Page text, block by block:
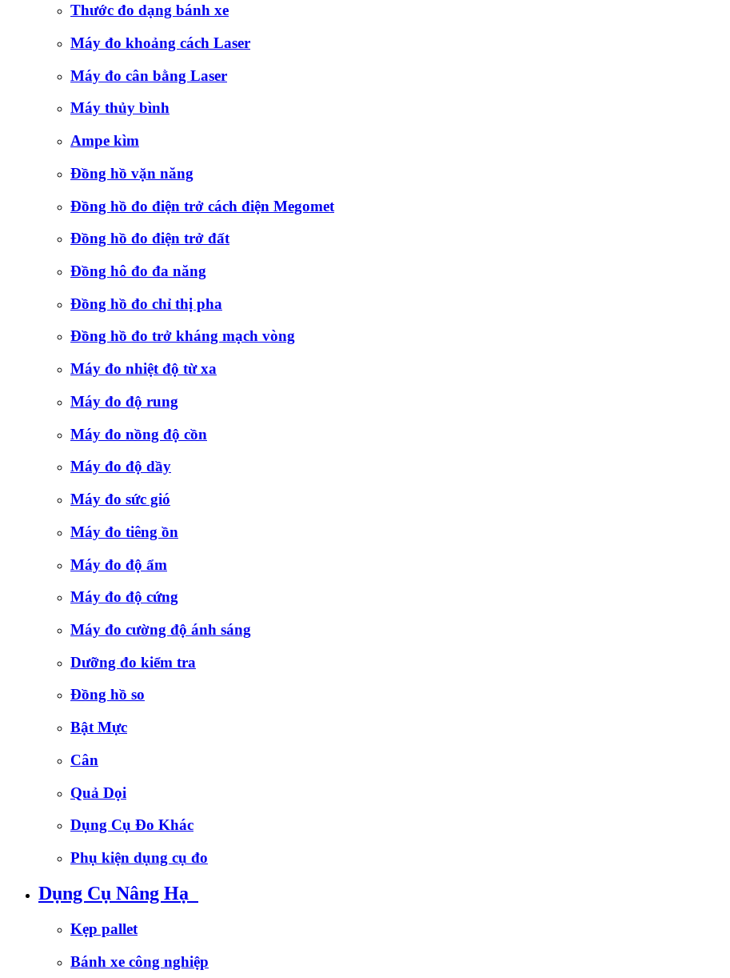
Thước đo dạng bánh xe
Máy đo khoảng cách Laser
Máy đo cân bằng Laser
Máy thủy bình
Ampe kìm
Đồng hồ vặn năng
Đồng hồ đo điện trở cách điện Megomet
Đồng hồ đo điện trở đất
Đồng hô đo đa năng
Đồng hồ đo chỉ thị pha
Đồng hồ đo trở kháng mạch vòng
Máy đo nhiệt độ từ xa
Máy đo độ rung
Máy đo nồng độ cồn
Máy đo độ dầy
Máy đo sức gió
Máy đo tiêng ồn
Máy đo độ ẩm
Máy đo độ cứng
Máy đo cường độ ánh sáng
Dưỡng đo kiểm tra
Đồng hồ so
Bật Mực
Cân
Quả Dọi
Dụng Cụ Đo Khác
Phụ kiện dụng cụ đo
Dụng Cụ Nâng Hạ
Kẹp pallet
Bánh xe công nghiệp